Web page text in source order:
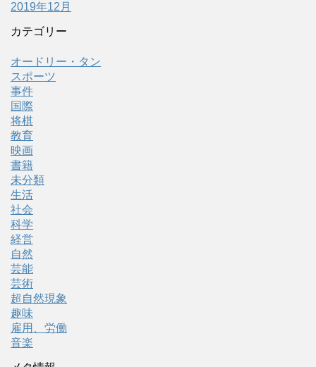
2019年12月
カテゴリー
オードリー・タン
スポーツ
事件
国際
将棋
教育
映画
書籍
未分類
生活
社会
科学
経営
自然
芸能
芸術
超自然現象
趣味
雇用、労働
音楽